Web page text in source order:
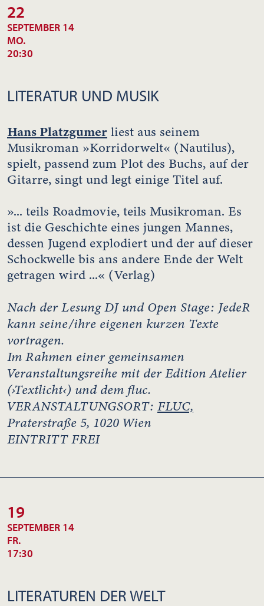
22
SEPTEMBER 14
MO.
20:30
LITERATUR UND MUSIK
Hans Platzgumer liest aus seinem
Musikroman »Korridorwelt« (Nautilus),
spielt, passend zum Plot des Buchs, auf der
Gitarre, singt und legt einige Titel auf.
»... teils Roadmovie, teils Musikroman. Es
ist die Geschichte eines jungen Mannes,
dessen Jugend explodiert und der auf dieser
Schockwelle bis ans andere Ende der Welt
getragen wird ...« (Verlag)
Nach der Lesung DJ und Open Stage: JedeR
kann seine/ihre eigenen kurzen Texte
vortragen.
Im Rahmen einer gemeinsamen
Veranstaltungsreihe mit der Edition Atelier
(›Textlicht‹) und dem fluc.
VERANSTALTUNGSORT: FLUC,
Praterstraße 5, 1020 Wien
EINTRITT FREI
19
SEPTEMBER 14
FR.
17:30
LITERATUREN DER WELT